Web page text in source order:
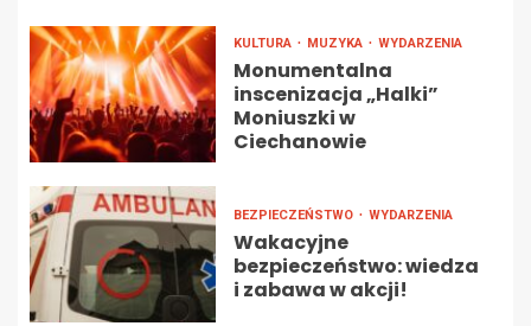
KULTURA MUZYKA WYDARZENIA
Monumentalna
inscenizacja „Halki”
Moniuszki w
Ciechanowie
BEZPIECZEŃSTWO WYDARZENIA
Wakacyjne
bezpieczeństwo: wiedza
i zabawa w akcji!